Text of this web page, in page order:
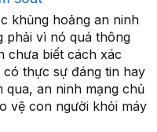
khủng hoảng an ninh
phải vì nó quá thông
chưa biết cách xác
thực sự đáng tin hay
qua, an ninh mạng chủ
vệ con người khỏi máy